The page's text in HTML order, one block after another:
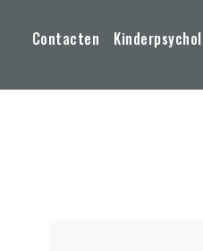
Contacten